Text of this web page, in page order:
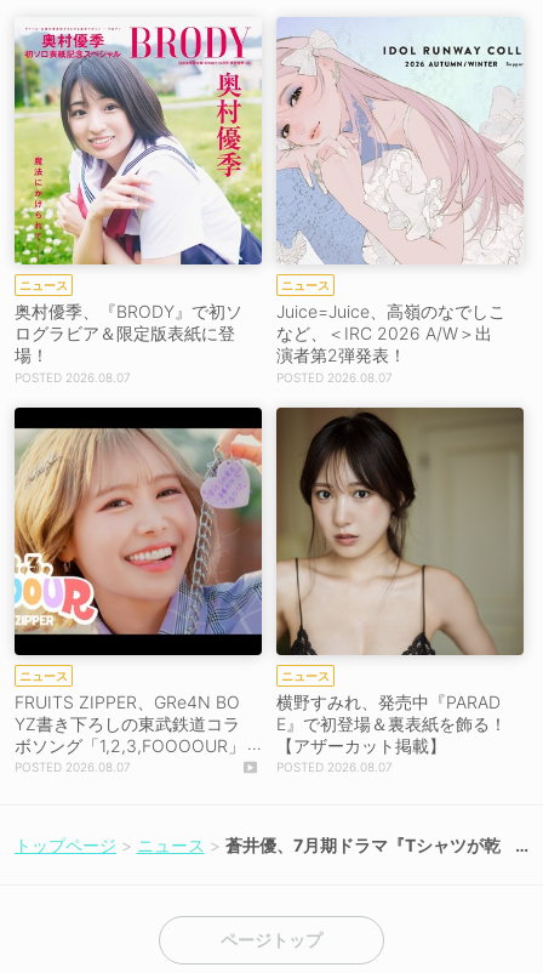
ニュース
奥村優季、『BRODY』で初ソ
ログラビア＆限定版表紙に登
場！
2026.08.07
ニュース
Juice=Juice、高嶺のなでしこ
など、＜IRC 2026 A/W＞出
演者第2弾発表！
2026.08.07
ニュース
FRUITS ZIPPER、GRe4N BO
YZ書き下ろしの東武鉄道コラ
ボソング「1,2,3,FOOOOUR」
をリリース＆MV公開！
2026.08.07
ニュース
横野すみれ、発売中『PARAD
E』で初登場＆裏表紙を飾る！
【アザーカット掲載】
2026.08.07
トップページ ニュース
蒼井優、7月期ドラマ『Tシャツが乾
ページトップ